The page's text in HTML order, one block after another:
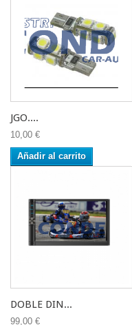
JGO....
10,00 €
Añadir al carrito
DOBLE DIN...
99,00 €